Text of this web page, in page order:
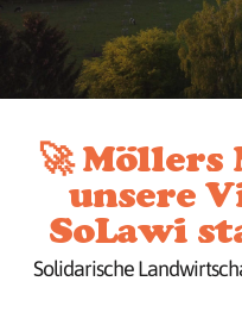
🚀 Möllers
unsere
SoLawi
Solidarische